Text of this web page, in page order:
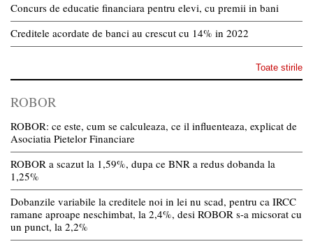
Concurs de educatie financiara pentru elevi, cu premii in bani
Creditele acordate de banci au crescut cu 14% in 2022
Toate stirile
ROBOR
ROBOR: ce este, cum se calculeaza, ce il influenteaza, explicat de
Asociatia Pietelor Financiare
ROBOR a scazut la 1,59%, dupa ce BNR a redus dobanda la
1,25%
Dobanzile variabile la creditele noi in lei nu scad, pentru ca IRCC
ramane aproape neschimbat, la 2,4%, desi ROBOR s-a micsorat cu
un punct, la 2,2%